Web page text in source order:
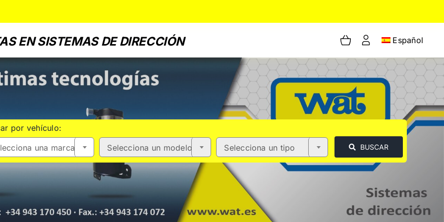
EN SISTEMAS DE DIRECCIÓN Español
por vehículo:
una marca Selecciona un modelo Selecciona un tipo BUSCAR